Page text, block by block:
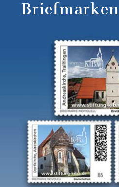
Briefmarken